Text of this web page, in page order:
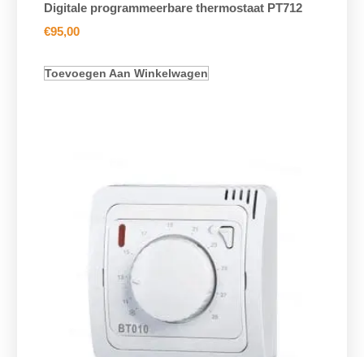
Digitale programmeerbare thermostaat PT712
€95,00
Toevoegen Aan Winkelwagen